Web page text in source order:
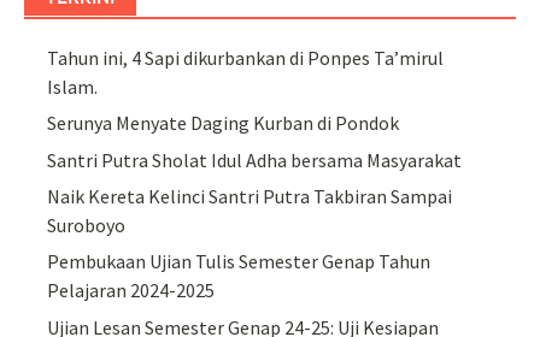
Tahun ini, 4 Sapi dikurbankan di Ponpes Ta’mirul
Islam.
Serunya Menyate Daging Kurban di Pondok
Santri Putra Sholat Idul Adha bersama Masyarakat
Naik Kereta Kelinci Santri Putra Takbiran Sampai
Suroboyo
Pembukaan Ujian Tulis Semester Genap Tahun
Pelajaran 2024-2025
Ujian Lesan Semester Genap 24-25: Uji Kesiapan